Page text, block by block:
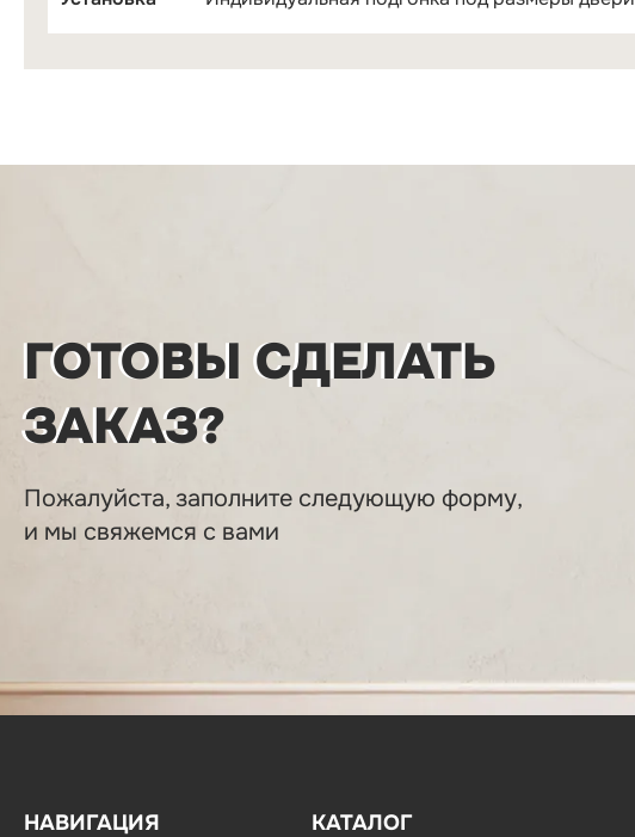
ГОТОВЫ СДЕЛАТЬ
ЗАКАЗ?
Пожалуйста, заполните следующую форму,
и мы свяжемся с вами
НАВИГАЦИЯ КАТАЛОГ